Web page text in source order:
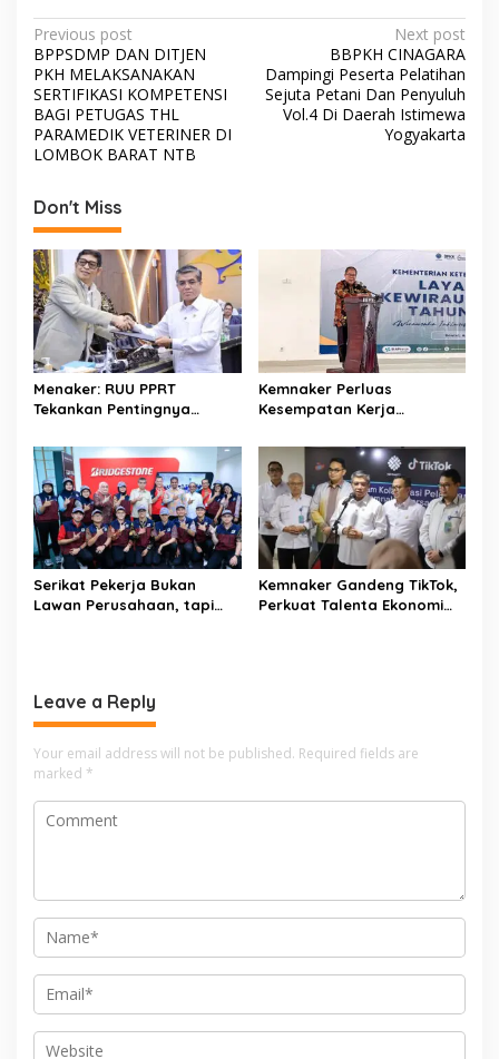
e
b
o
o
k
itt
er
at
s
A
p
p
ar
P
o
s
t
n
a
v
i
g
a
t
i
o
n
Previous post
BPPSDMP DAN DITJEN
PKH MELAKSANAKAN
SERTIFIKASI KOMPETENSI
BAGI PETUGAS THL
PARAMEDIK VETERINER DI
LOMBOK BARAT NTB
Next post
BBPKH CINAGARA
Dampingi Peserta Pelatihan
Sejuta Petani Dan Penyuluh
Vol.4 Di Daerah Istimewa
Yogyakarta
Don't Miss
Menaker: RUU PPRT
Tekankan Pentingnya
Tangga
Kemnaker Perluas
Kesempatan Kerja
Wirausaha
Serikat Pekerja Bukan
Lawan Perusahaan, tapi
Kemnaker Gandeng TikTok,
Perkuat Talenta Ekonomi
Leave a Reply
Your email address will not be published. Required fields are
marked *